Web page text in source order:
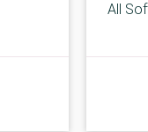
All